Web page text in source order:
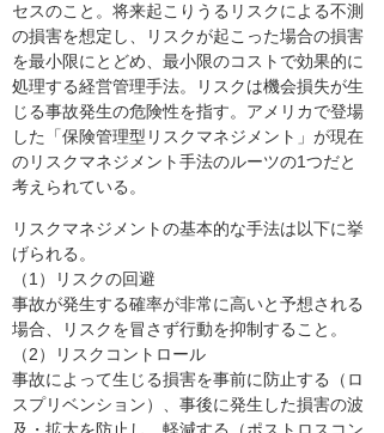
セスのこと。将来起こりうるリスクによる不測
の損害を想定し、リスクが起こった場合の損害
を最小限にとどめ、最小限のコストで効果的に
処理する経営管理手法。リスクは機会損失が生
じる事故発生の危険性を指す。アメリカで登場
した「保険管理型リスクマネジメント」が現在
のリスクマネジメント手法のルーツの1つだと
考えられている。
リスクマネジメントの基本的な手法は以下に挙
げられる。
（1）リスクの回避
事故が発生する確率が非常に高いと予想される
場合、リスクを冒さず行動を抑制すること。
（2）リスクコントロール
事故によって生じる損害を事前に防止する（ロ
スプリベンション）、事後に発生した損害の波